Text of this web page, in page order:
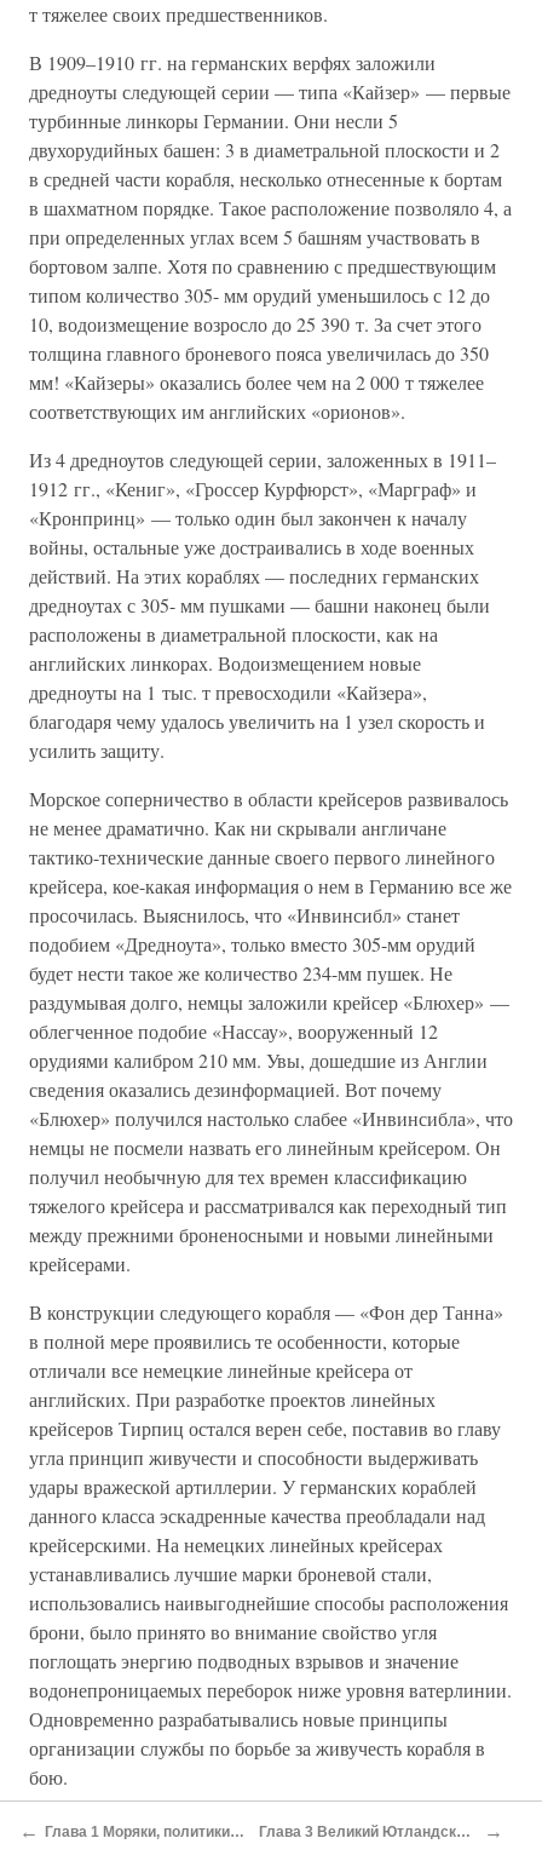
т тяжелее своих предшественников.
В 1909–1910 гг. на германских верфях заложили
дредноуты следующей серии — типа «Кайзер» — первые
турбинные линкоры Германии. Они несли 5
двухорудийных башен: 3 в диаметральной плоскости и 2
в средней части корабля, несколько отнесенные к бортам
в шахматном порядке. Такое расположение позволяло 4, а
при определенных углах всем 5 башням участвовать в
бортовом залпе. Хотя по сравнению с предшествующим
типом количество 305- мм орудий уменьшилось с 12 до
10, водоизмещение возросло до 25 390 т. За счет этого
толщина главного броневого пояса увеличилась до 350
мм! «Кайзеры» оказались более чем на 2 000 т тяжелее
соответствующих им английских «орионов».
Из 4 дредноутов следующей серии, заложенных в 1911–
1912 гг., «Кениг», «Гроссер Курфюрст», «Марграф» и
«Кронпринц» — только один был закончен к началу
войны, остальные уже достраивались в ходе военных
действий. На этих кораблях — последних германских
дредноутах с 305- мм пушками — башни наконец были
расположены в диаметральной плоскости, как на
английских линкорах. Водоизмещением новые
дредноуты на 1 тыс. т превосходили «Кайзера»,
благодаря чему удалось увеличить на 1 узел скорость и
усилить защиту.
Морское соперничество в области крейсеров развивалось
не менее драматично. Как ни скрывали англичане
тактико-технические данные своего первого линейного
крейсера, кое-какая информация о нем в Германию все же
просочилась. Выяснилось, что «Инвинсибл» станет
подобием «Дредноута», только вместо 305-мм орудий
будет нести такое же количество 234-мм пушек. Не
раздумывая долго, немцы заложили крейсер «Блюхер» —
облегченное подобие «Нассау», вооруженный 12
орудиями калибром 210 мм. Увы, дошедшие из Англии
сведения оказались дезинформацией. Вот почему
«Блюхер» получился настолько слабее «Инвинсибла», что
немцы не посмели назвать его линейным крейсером. Он
получил необычную для тех времен классификацию
тяжелого крейсера и рассматривался как переходный тип
между прежними броненосными и новыми линейными
крейсерами.
В конструкции следующего корабля — «Фон дер Танна»
в полной мере проявились те особенности, которые
отличали все немецкие линейные крейсера от
английских. При разработке проектов линейных
крейсеров Тирпиц остался верен себе, поставив во главу
угла принцип живучести и способности выдерживать
удары вражеской артиллерии. У германских кораблей
данного класса эскадренные качества преобладали над
крейсерскими. На немецких линейных крейсерах
устанавливались лучшие марки броневой стали,
использовались наивыгоднейшие способы расположения
брони, было принято во внимание свойство угля
поглощать энергию подводных взрывов и значение
водонепроницаемых переборок ниже уровня ватерлинии.
Одновременно разрабатывались новые принципы
организации службы по борьбе за живучесть корабля в
бою.
Значительную роль сыграло впоследствии и
← Глава 1 Моряки, политики и другие (1871–1913 гг) Глава 3 Великий Ютландский скандал (1915–1916 гг) →